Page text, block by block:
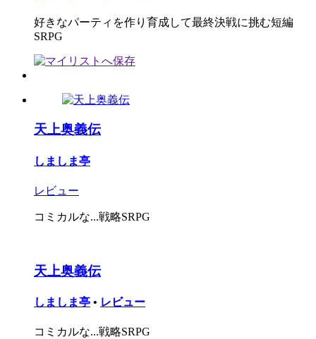
好きなパーティを作り育成して最終決戦に挑む短編
SRPG
天上奥義伝
しましま亭
レビュー
コミカルな...戦略SRPG
天上奥義伝
しましま亭 • レビュー
コミカルな...戦略SRPG